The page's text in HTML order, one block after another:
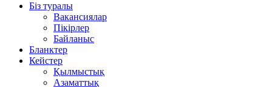
Біз туралы
Вакансиялар
Пікірлер
Байланыс
Бланктер
Кейстер
Қылмыстық
Азаматтық